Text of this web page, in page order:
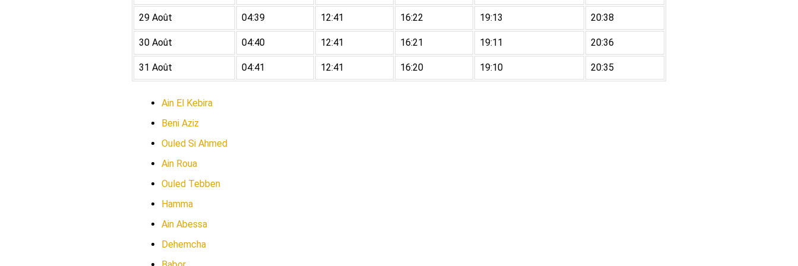
29 Août 04:39 12:41 16:22 19:13 20:38
30 Août 04:40 12:41 16:21 19:11 20:36
31 Août 04:41 12:41 16:20 19:10 20:35
Ain El Kebira
Beni Aziz
Ouled Si Ahmed
Ain Roua
Ouled Tebben
Hamma
Ain Abessa
Dehemcha